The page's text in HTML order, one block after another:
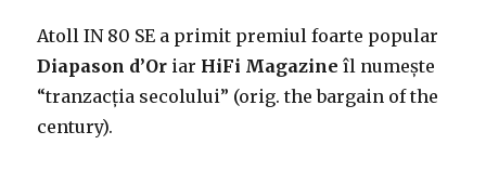
Atoll IN 80 SE a primit premiul foarte popular
Diapason d’Or iar HiFi Magazine îl numește
“tranzacția secolului” (orig. the bargain of the
century).